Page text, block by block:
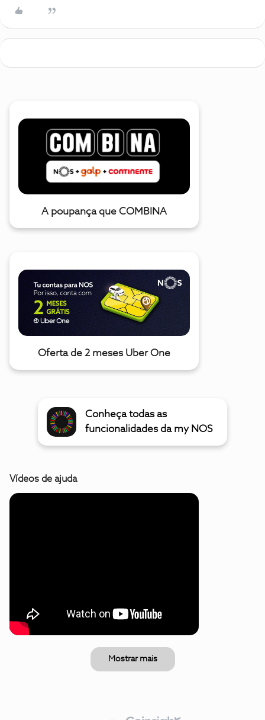
A poupança que COMBINA
Oferta de 2 meses Uber One
Conheça todas as
funcionalidades da my NOS
Vídeos de ajuda
Mostrar mais